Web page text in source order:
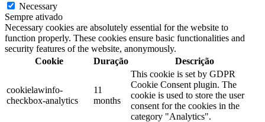
Necessary
Sempre ativado
Necessary cookies are absolutely essential for the website to
function properly. These cookies ensure basic functionalities and
security features of the website, anonymously.
Cookie
Duração Descrição
cookielawinfo-
checkbox-analytics
11
months
This cookie is set by GDPR
Cookie Consent plugin. The
cookie is used to store the user
consent for the cookies in the
category "Analytics".